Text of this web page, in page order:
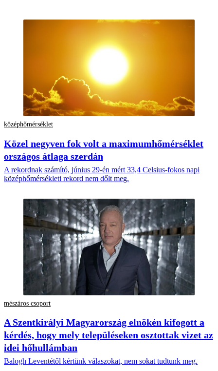
középhőmérséklet
Közel negyven fok volt a maximumhőmérséklet
országos átlaga szerdán
A rekordnak számító, június 29-én mért 33,4 Celsius-fokos napi
középhőmérsékleti rekord nem dőlt meg.
mészáros csoport
A Szentkirályi Magyarország elnökén kifogott a
kérdés, hogy mely településeken osztottak vizet az
idei hőhullámban
Balogh Leventétől kértünk válaszokat, nem sokat tudtunk meg.